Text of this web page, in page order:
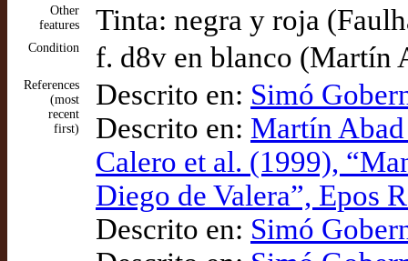
Other
features
Tinta: negra y roja
Condition f. d8v en blanco (Martín
References
(most
recent
first)
Descrito en: Simó
Descrito en: Martín
Calero et al. (1999),
Diego de Valera”, Epos
Descrito en: Simó